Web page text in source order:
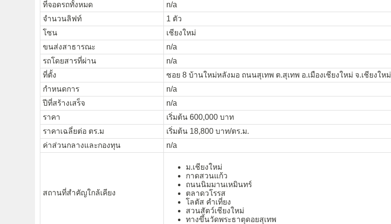
ที่จอดรถทั้งหมด
n/a
จำนวนลิฟท์
1 ตัว
โซน
เชียงใหม่
ขนส่งสาธารณะ
n/a
รถโดยสารที่ผ่าน
n/a
ที่ตั้ง
ซอย 8 บ้านใหม่หลังมอ ถนนสุเทพ ต.สุเทพ อ.เมืองเชียงใหม่ จ.เชียงใหม่
กำหนดการ
n/a
ปีที่สร้างเสร็จ
n/a
ราคา
เริ่มต้น 600,000 บาท
ราคาเฉลี่ยต่อ ตร.ม
เริ่มต้น 18,800 บาท/ตร.ม.
ค่าส่วนกลางและกองทุน
n/a
สถานที่สำคัญใกล้เคียง
ม.เชียงใหม่
กาดสวนแก้ว
ถนนนิมมานเหมินทร์
ตลาดวโรรส
โลตัส คำเที่ยง
สวนสัตว์เชียงใหม่
ทางขึ้นวัดพระธาตุดอยสุเทพ